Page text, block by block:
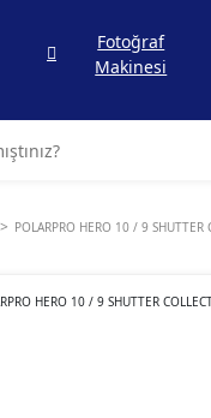
Fotoğraf
Makinesi
POLARPRO HERO 10 / 9 SHUTTER